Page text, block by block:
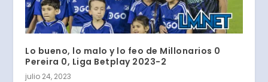
Lo bueno, lo malo y lo feo de Millonarios 0
Pereira 0, Liga Betplay 2023-2
julio 24, 2023